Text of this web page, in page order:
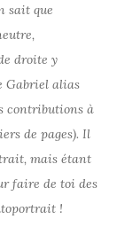
sait que
droite y
Gabriel alias
contributions à
de pages). Il
mais étant
faire de toi des
!